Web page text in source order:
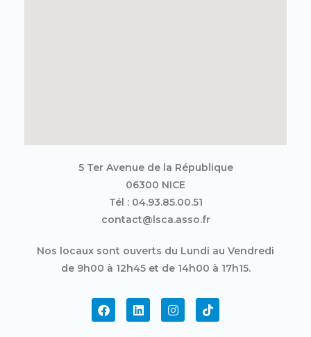
5 Ter Avenue de la République
06300 NICE
Tél : 04.93.85.00.51
contact@lsca.asso.fr
Nos locaux sont ouverts du Lundi au Vendredi
de 9h00 à 12h45 et de 14h00 à 17h15.